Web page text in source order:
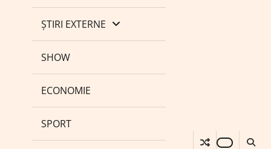
ȘTIRI EXTERNE
SHOW
ECONOMIE
SPORT